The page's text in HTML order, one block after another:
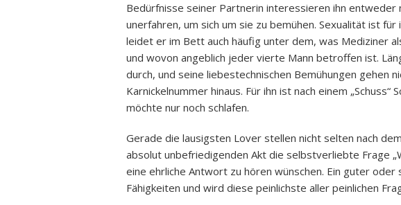
Bedürfnisse seiner Partnerin interessieren ihn
unerfahren, um sich um sie zu bemühen. Sexualität ist
leidet er im Bett auch häufig unter dem, was Mediziner
und wovon angeblich jeder vierte Mann betroffen ist.
durch, und seine liebestechnischen Bemühungen gehen
Karnickelnummer hinaus. Für ihn ist nach einem „Schuss“
möchte nur noch schlafen.
Gerade die lausigsten Lover stellen nicht selten nach
absolut unbefriedigenden Akt die selbstverliebte Frage
eine ehrliche Antwort zu hören wünschen. Ein guter
Fähigkeiten und wird diese peinlichste aller peinlichen